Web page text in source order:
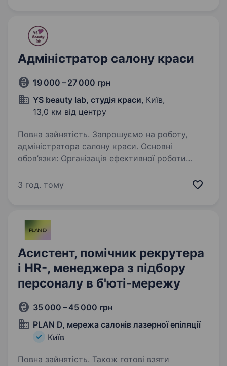
Адміністратор салону краси
19 000 – 27 000 грн
YS beauty lab, студія краси, Київ,
13,0 км від центру
Повна зайнятість. Запрошуємо на роботу,
адміністратора салону краси. Основні
обов’язки: Організація ефективної роботи
клієнтів, дотримання порядку, чистоти
3 год. тому
Асистент, помічник рекрутера
і HR-, менеджера з підбору
персоналу в б'юті-мережу
35 000 – 45 000 грн
PLAN D, мережа салонів лазерної епіляції
Київ
Повна зайнятість. Також готові взяти